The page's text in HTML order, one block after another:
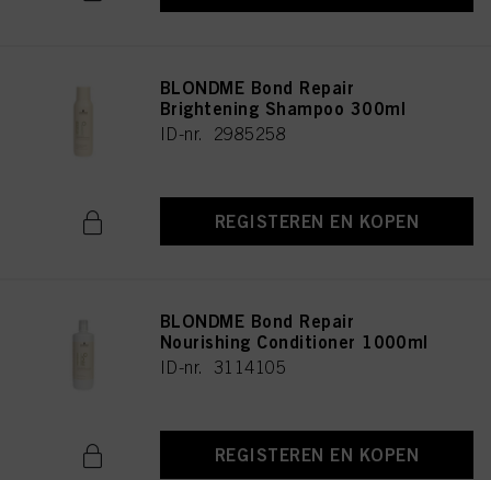
BLONDME Bond Repair
Brightening Shampoo 300ml
ID-nr. 2985258
REGISTEREN EN KOPEN
BLONDME Bond Repair
Nourishing Conditioner 1000ml
ID-nr. 3114105
REGISTEREN EN KOPEN